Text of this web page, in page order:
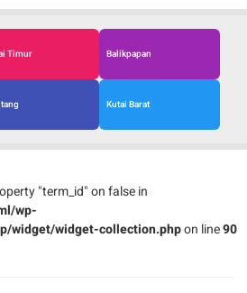
Timur Balikpapan
Kutai Barat
"term_id" on false in
wp-
widget/widget-collection.phpon line90